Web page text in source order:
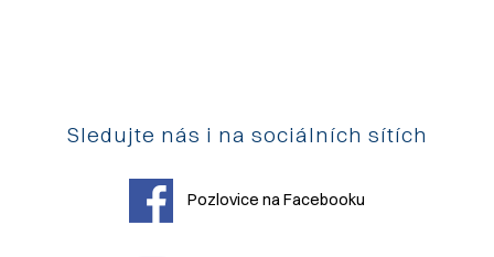
Sledujte nás i na sociálních sítích
Pozlovice na Facebooku